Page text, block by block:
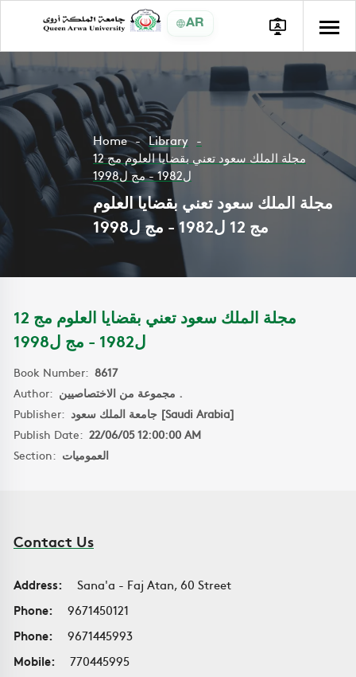
AR
Home
Library
مجلة الملك سعود تعني بقضايا العلوم مج 12
ل1982 - مج ل1998
مجلة الملك سعود تعني بقضايا العلوم
مج 12 ل1982 - مج ل1998
مجلة الملك سعود تعني بقضايا العلوم مج 12
ل1982 - مج ل1998
Book Number: 8617
Author:
مجموعة من الاختصاصيين .
Publisher:
جامعة الملك سعود [Saudi Arabia]
Publish Date: 22/06/05 12:00:00 AM
Section: العموميات
Contact Us
Address:
Sana'a - Faj Atan, 60 Street
Phone:
9671450121
Phone:
9671445993
Mobile:
770445995